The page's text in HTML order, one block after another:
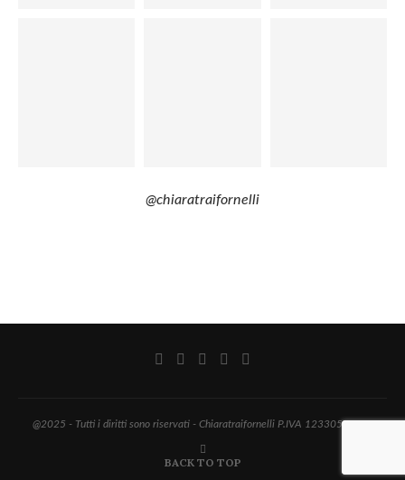
@chiaratraifornelli
@2025 - Tutti i diritti sono riservati - Chiaratraifornelli P.IVA 12330560017
BACK TO TOP